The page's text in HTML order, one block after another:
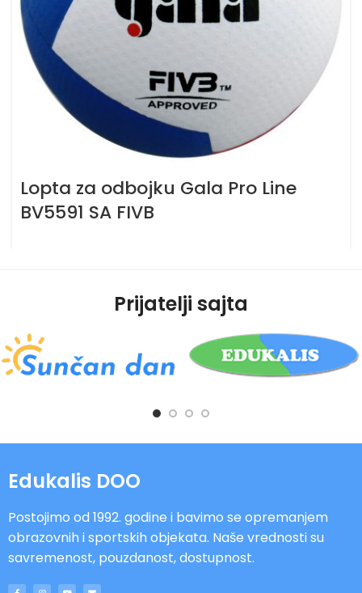
Lopta za odbojku Gala Pro Line
BV5591 SA FIVB
Prijatelji sajta
Edukalis DOO
Postojimo od 1992. godine i bavimo se opremanjem
obrazovnih i sportskih objekata. Naše vrednosti su
savremenost, pouzdanost, dostupnost.